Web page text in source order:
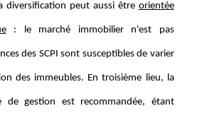
diversification peut aussi être orientée
: le marché immobilier n'est pas
des SCPI sont susceptibles de varier
des immeubles. En troisième lieu, la
de gestion est recommandée, étant